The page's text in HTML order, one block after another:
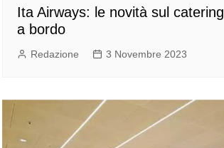
Ita Airways: le novità sul catering
a bordo
Redazione 3 Novembre 2023